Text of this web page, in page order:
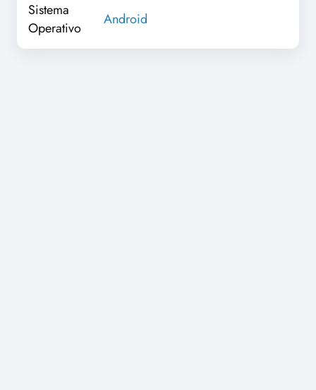
Sistema
Operativo
Android